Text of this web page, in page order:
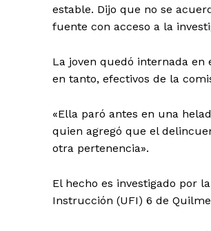
estable. Dijo que no se
fuente con acceso a la
La joven quedó internada en
en tanto, efectivos de la
«Ella paró antes en una
quien agregó que el
otra pertenencia».
El hecho es investigado por
Instrucción (UFI) 6 de